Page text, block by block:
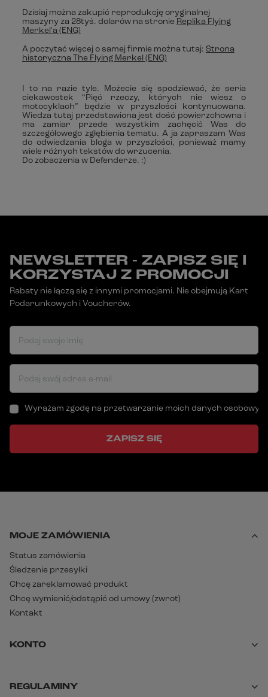
Dzisiaj można zakupić reprodukcję oryginalnej
maszyny za 28tyś. dolarów na stronie Replika Flying
Merkel'a (ENG)
A poczytać więcej o samej firmie można tutaj: Strona
historyczna The Flying Merkel (ENG)
I to na razie tyle. Możecie się spodziewać, że seria
ciekawostek “Pięć rzeczy, których nie wiesz o
motocyklach” będzie w przyszłości kontynuowana.
Wiedza tutaj przedstawiona jest dość powierzchowna i
ma zamiar przede wszystkim zachęcić Was do
szczegółowego zgłębienia tematu. A ja zapraszam Was
do odwiedzania bloga w przyszłości, ponieważ mamy
wiele różnych tekstów do wrzucenia.
Do zobaczenia w Defenderze. :)
NEWSLETTER - ZAPISZ SIĘ I
KORZYSTAJ Z PROMOCJI
Rabaty nie łączą się z innymi promocjami. Nie obejmują Kart
Podarunkowych i Voucherów.
Podaj swoje imię
Podaj swój adres e-mail
Wyrażam zgodę na przetwarzanie moich danych
ZAPISZ SIĘ
MOJE ZAMÓWIENIA
Status zamówienia
Śledzenie przesyłki
Chcę zareklamować produkt
Chcę wymienić/odstąpić od umowy (zwrot)
Kontakt
KONTO
REGULAMINY